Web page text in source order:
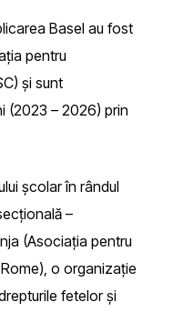
Basel au fost
pentru
și sunt
(2023 – 2026) prin
școlar în rândul
–
(Asociația pentru
o organizație
fetelor și